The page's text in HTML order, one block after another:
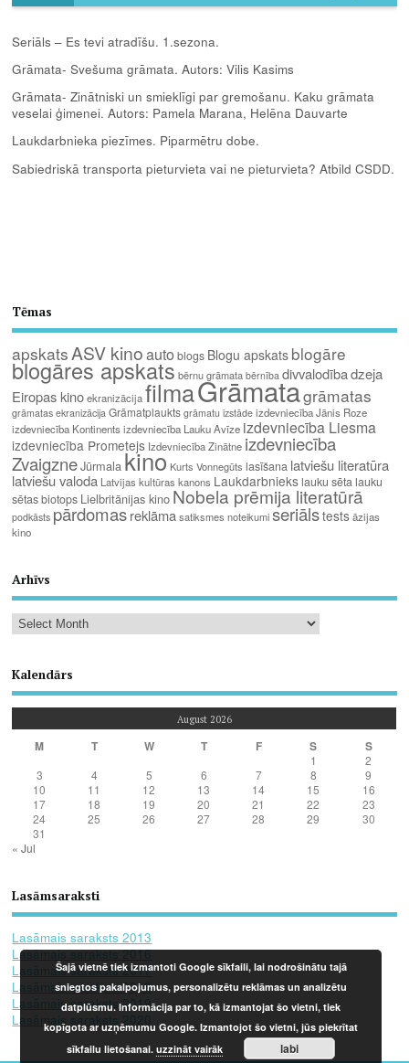
Seriāls – Es tevi atradīšu. 1.sezona.
Grāmata- Svešuma grāmata. Autors: Vilis Kasims
Grāmata- Zinātniski un smieklīgi par gremošanu. Kaku grāmata
veselai ģimenei. Autors: Pamela Marana, Helēna Dauvarte
Laukdarbnieka piezīmes. Piparmētru dobe.
Sabiedriskā transporta pieturvieta vai ne pieturvieta? Atbild CSDD.
Tēmas
apskats ASV kinoauto blogs Blogu apskats blogāre
blogāres apskats bērnu grāmata bērnība divvalodībadzeja
Eiropas kino ekranizācija filmaGrāmatagrāmatas
grāmatas ekranizācija Grāmatplaukts grāmatu izstāde izdevniecība Jānis Roze
izdevniecība Kontinents izdevniecība Lauku Avīze izdevniecība Liesma
izdevniecība Prometejs Izdevniecība Zinātne izdevniecība
ZvaigzneJūrmala kino Kurts Vonnegūts lasīšana latviešu literatūra
latviešu valoda Latvijas kultūras kanons Laukdarbniekslauku sētalauku
sētas biotops Lielbritānijas kino Nobela prēmija literatūrā
podkāsts pārdomasreklāma satiksmes noteikumi seriālstests āzijas
kino
Arhīvs
Kalendārs
August 2026
M T W T F S S
1
2
3
4 5 6 7 8
9
10
11 12 13 14 15
16
17
18 19 20 21 22
23
24
25 26 27 28 29
30
31
« Jul
Lasāmsaraksti
Lasāmais saraksts 2013
Lasāmais saraksts 2016
Lasāmais saraksts 2017
Lasāmais saraksts 2018
Lasāmais saraksts 2019
Lasāmais saraksts 2020
Šajā vietnē tiek izmantoti Google sīkfaili, lai nodrošinātu tajā
sniegtos pakalpojumus, personalizētu reklāmas un analizētu
datplūsmu. Informācija par to, kā izmantojat šo vietni, tiek
kopīgota ar uzņēmumu Google. Izmantojot šo vietni, jūs piekrītat
sīkfailu lietošanai.uzzināt vairāk labi